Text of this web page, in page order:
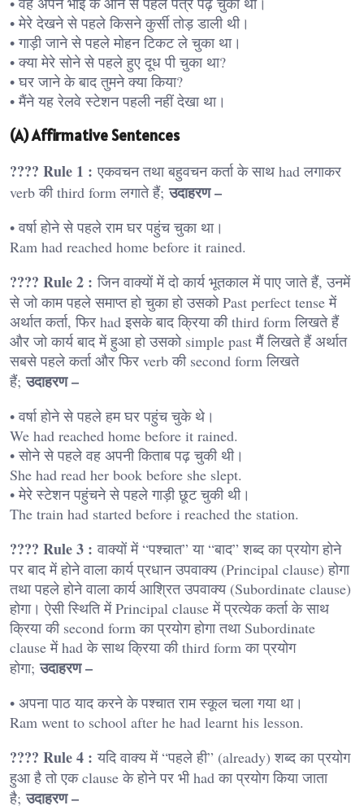
• मेरे देखने से पहले किसने कुर्सी तोड़ डाली थी।
• गाड़ी जाने से पहले मोहन टिकट ले चुका था।
• क्या मेरे सोने से पहले हुए दूध पी चुका था?
• घर जाने के बाद तुमने क्या किया?
• मैंने यह रेलवे स्टेशन पहली नहीं देखा था।
(A) Affirmative Sentences
???? Rule 1 : एकवचन तथा बहुवचन कर्ता के साथ had लगाकर
verb की third form लगाते हैं;उदाहरण –
• वर्षा होने से पहले राम घर पहुंच चुका था।
Ram had reached home before it rained.
???? Rule 2 : जिन वाक्यों में दो कार्य भूतकाल में पाए जाते हैं, उनमें
से जो काम पहले समाप्त हो चुका हो उसको Past perfect tense में
अर्थात कर्ता, फिर had इसके बाद क्रिया की third form लिखते हैं
और जो कार्य बाद में हुआ हो उसको simple past मैं लिखते हैं अर्थात
सबसे पहले कर्ता और फिर verb की second form लिखते
हैं;उदाहरण –
• वर्षा होने से पहले हम घर पहुंच चुके थे।
We had reached home before it rained.
• सोने से पहले वह अपनी किताब पढ़ चुकी थी।
She had read her book before she slept.
• मेरे स्टेशन पहुंचने से पहले गाड़ी छूट चुकी थी।
The train had started before i reached the station.
???? Rule 3 :वाक्यों में “पश्चात” या “बाद” शब्द का प्रयोग होने
पर बाद में होने वाला कार्य प्रधान उपवाक्य (Principal clause) होगा
तथा पहले होने वाला कार्य आश्रित उपवाक्य (Subordinate clause)
होगा। ऐसी स्थिति में Principal clause में प्रत्येक कर्ता के साथ
क्रिया की second form का प्रयोग होगा तथा Subordinate
clause में had के साथ क्रिया की third form का प्रयोग
होगा;उदाहरण –
• अपना पाठ याद करने के पश्चात राम स्कूल चला गया था।
Ram went to school after he had learnt his lesson.
???? Rule 4 :यदि वाक्य में “पहले ही” (already) शब्द का प्रयोग
हुआ है तो एक clause के होने पर भी had का प्रयोग किया जाता
है;उदाहरण –